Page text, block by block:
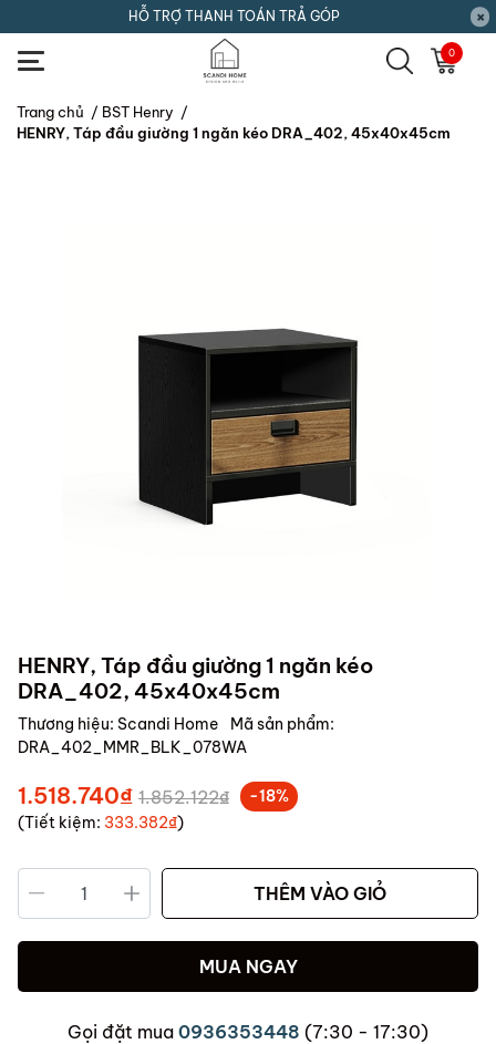
HỖ TRỢ THANH TOÁN TRẢ GÓP
0
Trang chủ / BST Henry /
HENRY, Táp đầu giường 1 ngăn kéo DRA_402, 45x40x45cm
HENRY, Táp đầu giường 1 ngăn kéo
DRA_402, 45x40x45cm
Thương hiệu: Scandi Home
Mã sản phẩm:
DRA_402_MMR_BLK_078WA
1.518.740₫ 1.852.122₫
-18%
(Tiết kiệm: 333.382₫)
THÊM VÀO GIỎ
MUA NGAY
Gọi đặt mua 0936353448 (7:30 - 17:30)